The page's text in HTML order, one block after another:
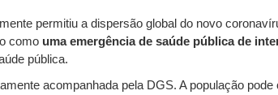
permitiu a dispersão global do novo
como uma emergência de saúde pública de
pública.
acompanhada pela DGS. A população